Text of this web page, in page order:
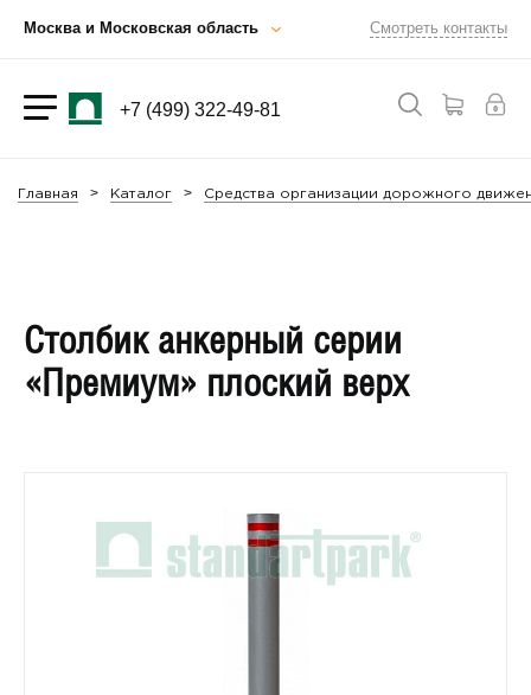
Москва и Московская область Смотреть контакты
+7 (499) 322-49-81
Главная Каталог Средства организации дорожного
Столбик анкерный серии
«Премиум» плоский верх